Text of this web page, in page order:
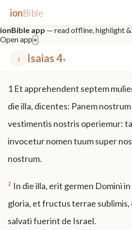
ionBible
ionBible app — read offline, highlight &
Open app ×
‹ Isaias 4▾
mt 5 nt faith "peace that
1 Et apprehendent septem
die illa, dicentes: Panem
vestimentis nostris operiemur:
invocetur nomen tuum super
nostrum.
2 In die illa, erit germen Domini
gloria, et fructus terrae sublimis,
salvati fuerint de Israel.